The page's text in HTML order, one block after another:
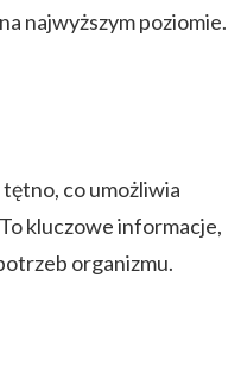
najwyższym poziomie.
co umożliwia
kluczowe informacje,
organizmu.